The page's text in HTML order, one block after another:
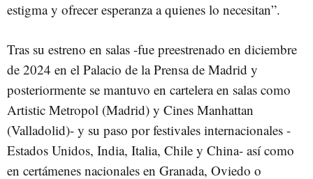
estigma y ofrecer esperanza a quienes lo necesitan”.
Tras su estreno en salas -fue preestrenado en diciembre
de 2024 en el Palacio de la Prensa de Madrid y
posteriormente se mantuvo en cartelera en salas como
Artistic Metropol (Madrid) y Cines Manhattan
(Valladolid)- y su paso por festivales internacionales -
Estados Unidos, India, Italia, Chile y China- así como
en certámenes nacionales en Granada, Oviedo o